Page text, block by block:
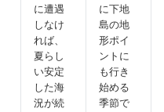
に遭遇
しなけ
れば、
夏らし
い安定
した海
況が続
に下地
島の地
形ポイ
ントに
も行き
始める
季節で